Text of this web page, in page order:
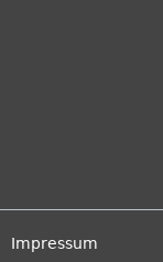
Impressum